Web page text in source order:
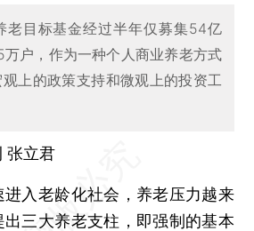
老目标基金经过半年仅募集54亿
户，作为一种个人商业养老方式
上的政策支持和微观上的投资工
张立君
入老龄化社会，养老压力越来
三大养老支柱，即强制的基本